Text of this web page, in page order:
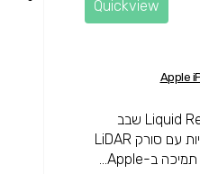
Quickview
Apple
מסך Liquid Retina with ProMotion שבב
A12Z Bionic מצלמות מקצועיות עם סורק LiDAR